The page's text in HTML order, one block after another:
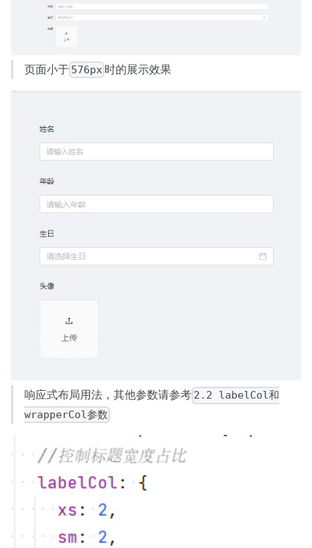
页面小于 576px 时的展示效果
响应式布局用法，其他参数请参考 2.2 labelCol和
wrapperCol参数